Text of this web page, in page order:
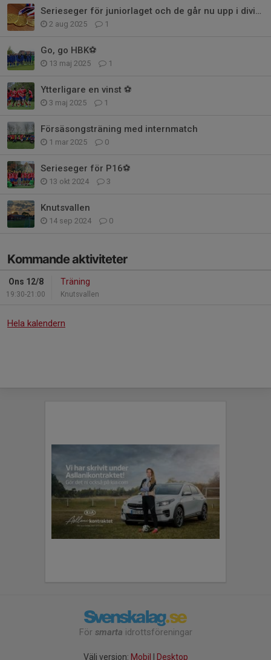
Serieseger för juniorlaget och de går nu upp i division 2.
2 aug 2025 1
Go, go HBK⚽️
13 maj 2025 1
Ytterligare en vinst ⚽️
3 maj 2025 1
Försäsongsträning med internmatch
1 mar 2025 0
Serieseger för P16⚽️
13 okt 2024 3
Knutsvallen
14 sep 2024 0
Kommande aktiviteter
Ons 12/8
19:30-21:00
Träning
Knutsvallen
Hela kalendern
För smarta idrottsföreningar
Välj version: Mobil Desktop